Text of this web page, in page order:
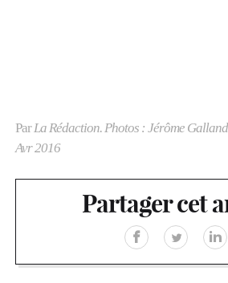
ParLa Rédaction. Photos : Jérôme Galland
Avr 2016
Partager cet